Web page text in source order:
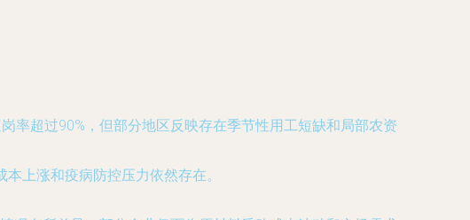
率超过90%，但部分地区反映存在季节性用工短缺和局部农资
上涨和疫病防控压力依然存在。